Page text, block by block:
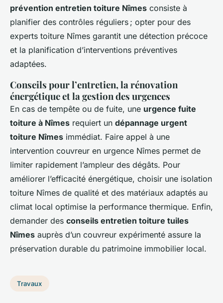
prévention entretien toiture Nîmes consiste à
planifier des contrôles réguliers ; opter pour des
experts toiture Nîmes garantit une détection précoce
et la planification d’interventions préventives
adaptées.
Conseils pour l’entretien, la rénovation
énergétique et la gestion des urgences
En cas de tempête ou de fuite, une urgence fuite
toiture à Nîmes requiert un dépannage urgent
toiture Nîmes immédiat. Faire appel à une
intervention couvreur en urgence Nîmes permet de
limiter rapidement l’ampleur des dégâts. Pour
améliorer l’efficacité énergétique, choisir une isolation
toiture Nîmes de qualité et des matériaux adaptés au
climat local optimise la performance thermique. Enfin,
demander des conseils entretien toiture tuiles
Nîmes auprès d’un couvreur expérimenté assure la
préservation durable du patrimoine immobilier local.
Travaux